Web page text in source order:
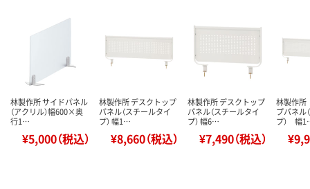
林製作所 サイドパネル
（アクリル）幅600×奥
行1…
¥5,000（税込）
林製作所 デスクトップ
パネル（スチールタイ
プ） 幅1…
¥8,660（税込）
林製作所 デスクトップ
パネル（スチールタイ
プ） 幅6…
¥7,490（税込）
林製作
プパネル
プ） 幅